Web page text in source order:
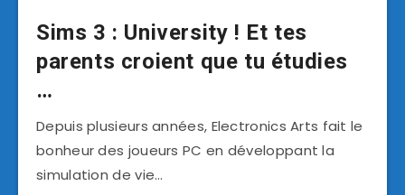
Sims 3 : University ! Et tes
parents croient que tu étudies
…
Depuis plusieurs années, Electronics Arts fait le
bonheur des joueurs PC en développant la
simulation de vie…